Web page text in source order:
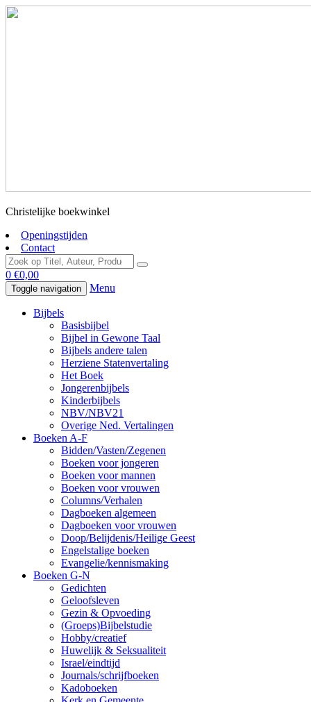
Christelijke boekwinkel
Openingstijden
Contact
0 €0,00
Toggle navigation Menu
Bijbels
Basisbijbel
Bijbel in Gewone Taal
Bijbels andere talen
Herziene Statenvertaling
Het Boek
Jongerenbijbels
Kinderbijbels
NBV/NBV21
Overige Ned. Vertalingen
Boeken A-F
Bidden/Vasten/Zegenen
Boeken voor jongeren
Boeken voor mannen
Boeken voor vrouwen
Columns/Verhalen
Dagboeken algemeen
Dagboeken voor vrouwen
Doop/Belijdenis/Heilige Geest
Engelstalige boeken
Evangelie/kennismaking
Boeken G-N
Gedichten
Geloofsleven
Gezin & Opvoeding
(Groeps)Bijbelstudie
Hobby/creatief
Huwelijk & Seksualiteit
Israel/eindtijd
Journals/schrijfboeken
Kadoboeken